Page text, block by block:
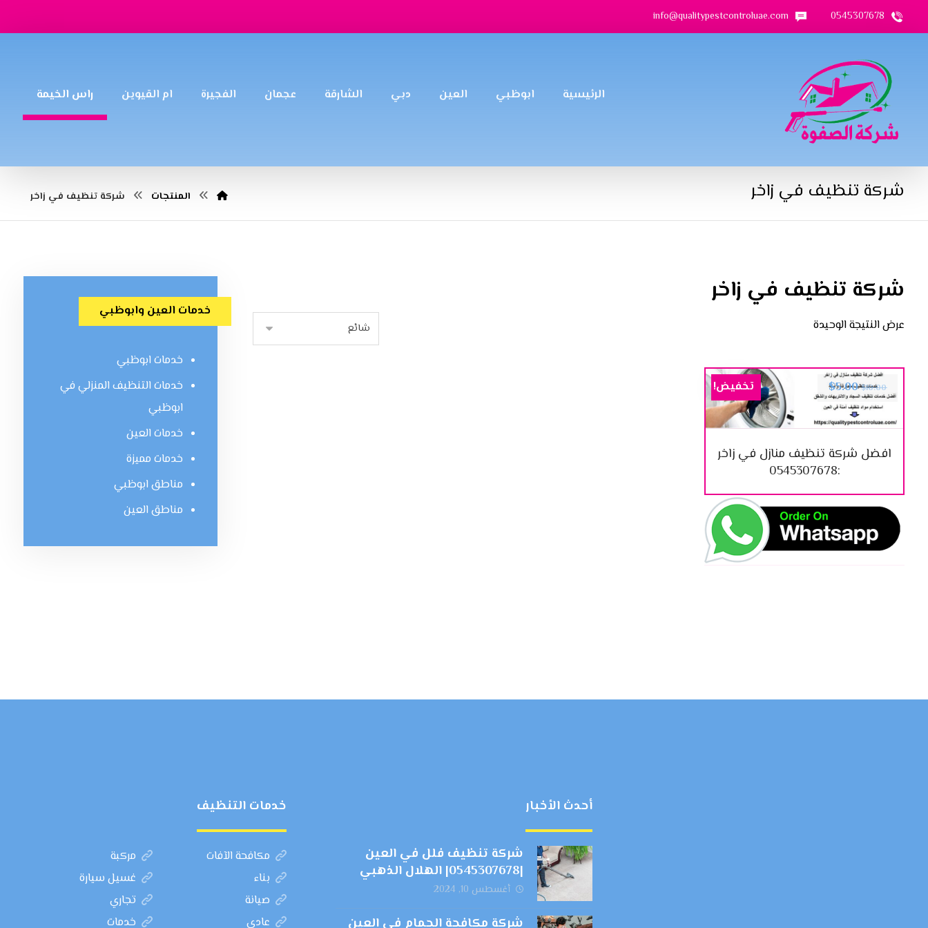
0545307678
info@qualitypestcontroluae.com
الرئيسية ابوظبي العين دبي الشارقة عجمان الفجيرة ام القيوين راس الخيمة
شركة تنظيف في زاخر المنتجات شركة تنظيف في زاخر
شركة تنظيف في زاخر
عرض النتيجة الوحيدة
افضل شركة تنظيف منازل في زاخر
:0545307678
$10.00
$5.00 تخفيض!
خدمات العين وابوظبي
خدمات ابوظبي
خدمات التنظيف المنزلي في
ابوظبي
خدمات العين
خدمات مميزة
مناطق ابوظبي
مناطق العين
أحدث الأخبار
شركة تنظيف فلل في العين
|0545307678| الهلال الذهبي
أغسطس 10, 2024
شركة مكافحة الحمام في العين
خدمات التنظيف
مكافحة الآفات
مركبة
بناء
غسيل سيارة
صيانة
تجاري
عادي
خدمات